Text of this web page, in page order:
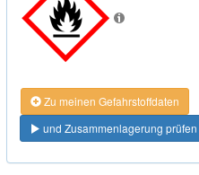
Zu meinen Gefahrstoffdaten
und Zusammenlagerung prüfen